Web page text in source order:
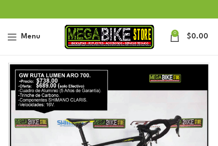
Menu 0 $0.00